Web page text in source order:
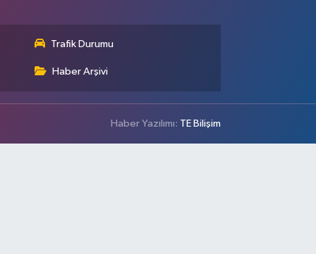
Trafik Durumu
Haber Arşivi
Haber Yazılımı: TE Bilişim